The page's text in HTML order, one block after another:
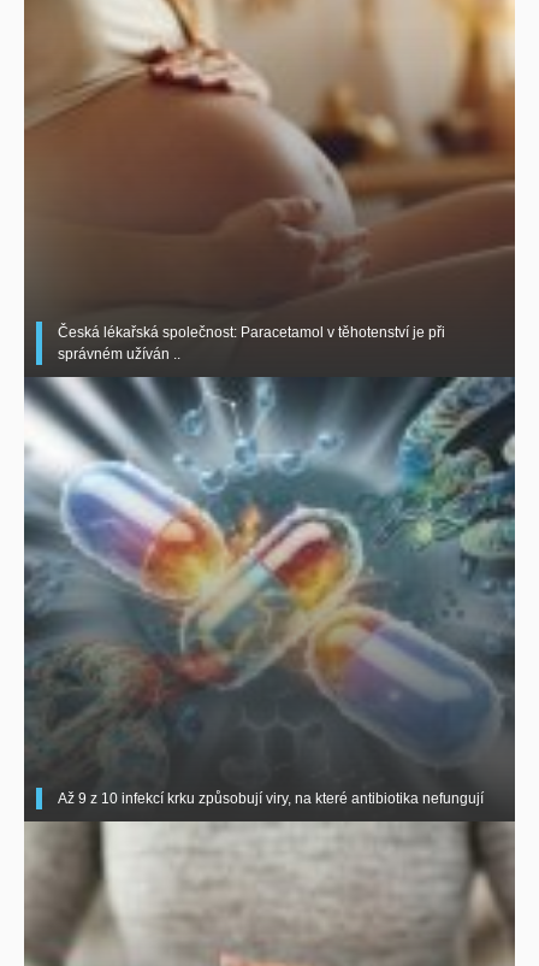
Česká lékařská společnost: Paracetamol v těhotenství je při
správném užíván ..
Až 9 z 10 infekcí krku způsobují viry, na které antibiotika nefungují